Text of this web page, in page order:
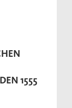
1555